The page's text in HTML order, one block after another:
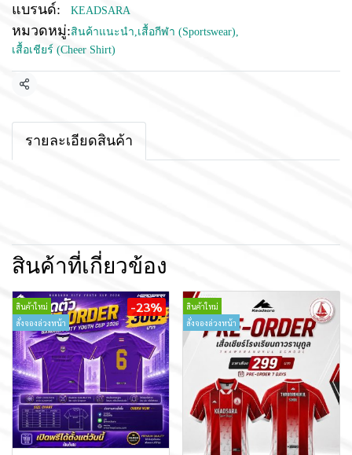
แบรนด์: KEADSARA
หมวดหมู่:สินค้าแนะนำ,เสื้อกีฬา (Sportswear),
เสื้อเชียร์ (Cheer Shirt)
แชร์
รายละเอียดสินค้า
สินค้าที่เกี่ยวข้อง
สินค้าใหม่
สั่งจองล่วงหน้า
-23%
สินค้าใหม่
สั่งจองล่วงหน้า